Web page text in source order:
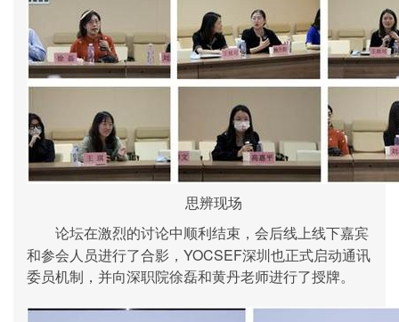
思辨现场
论坛在激烈的讨论中顺利结束，会后线上线下嘉宾
和参会人员进行了合影， YOCSEF深圳也正式启动通讯
委员机制，并向深职院徐磊和黄丹老师进行了授牌。